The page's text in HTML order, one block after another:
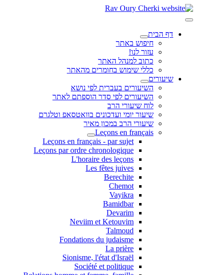
דף הבית
חיפוש באתר
עזור לנו!
כתוב למנהל האתר
כללי שימוש בחומרים מהאתר
שיעורים
השיעורים בעברית לפי נושא
השיעורים לפי סדר הוספתם לאתר
לוח שיעורי הרב
שיעור יומי ועדכונים בוואטסאפ וטלגרם
שיעורי הרב במכון מאיר
Leçons en français
Leçons en français - par sujet
Leçons par ordre chronologique
L'horaire des leçons
Les fêtes juives
Berechite
Chemot
Vayikra
Bamidbar
Devarim
Neviim et Ketouvim
Talmoud
Fondations du judaisme
La prière
Sionisme, l'état d'Israël
Société et politique